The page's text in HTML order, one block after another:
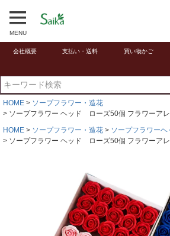
MENU
会社概要 支払い・送料 買い物かご
HOME
ソープフラワー・造花
ソープフラワー ヘッド ローズ50個 フラワーア
HOME
ソープフラワー・造花
ソープフラワーヘ
ソープフラワー ヘッド ローズ50個 フラワーア